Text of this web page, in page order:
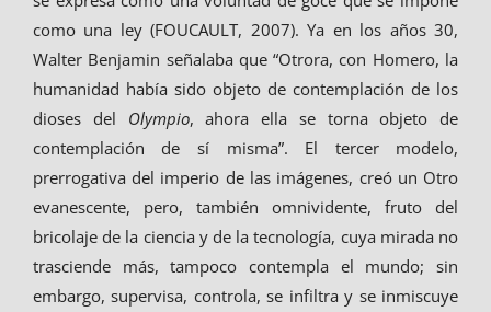
como una ley (FOUCAULT, 2007). Ya en los años 30,
Walter Benjamin señalaba que “Otrora, con Homero, la
humanidad había sido objeto de contemplación de los
dioses del Olympio, ahora ella se torna objeto de
contemplación de sí misma”. El tercer modelo,
prerrogativa del imperio de las imágenes, creó un Otro
evanescente, pero, también omnividente, fruto del
bricolaje de la ciencia y de la tecnología, cuya mirada no
trasciende más, tampoco contempla el mundo; sin
embargo, supervisa, controla, se infiltra y se inmiscuye